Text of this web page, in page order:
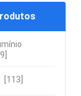
[113]